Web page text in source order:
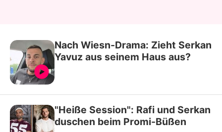
Nach Wiesn-Drama: Zieht Serkan
Yavuz aus seinem Haus aus?
"Heiße Session": Rafi und Serkan
duschen beim Promi-Büßen